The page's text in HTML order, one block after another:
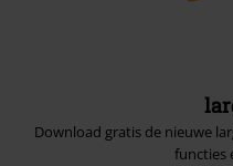
Download gratis de nieuwe
functies